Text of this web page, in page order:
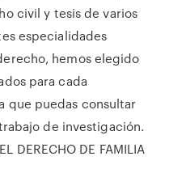
civil y tesis de varios
especialidades
hemos elegido
para cada
que puedas consultar
de investigación.
DERECHO DE FAMILIA